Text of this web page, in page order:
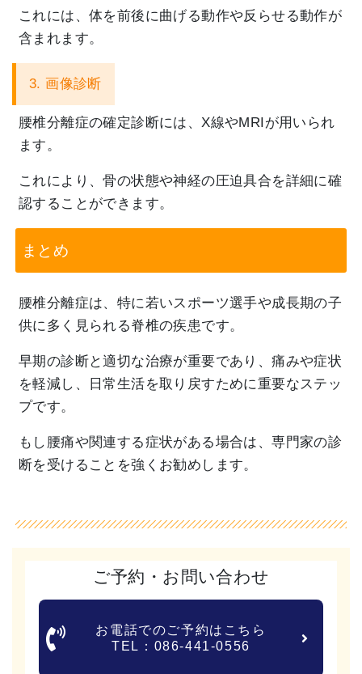
これには、 体を前後に曲げる動作や反らせる動作が
含まれます。
3. 画像診断
腰椎分離症の確定診断には、X線やMRIが用いられ
ます。
これにより、骨の状態や神経の圧迫具合を詳細に確
認することができます。
まとめ
腰椎分離症は、 特に若いスポーツ選手や成長期の子
供に多く見られる脊椎の疾患です。
早期の診断と適切な治療が重要であり、痛みや症状
を軽減し、
日常生活を取り戻すために重要なステッ
プです。
もし腰痛や関連する症状がある場合は、専門家の診
断を受けることを強くお勧めします。
ご予約・お問い合わせ
お電話でのご予約はこちら
TEL：086-441-0556